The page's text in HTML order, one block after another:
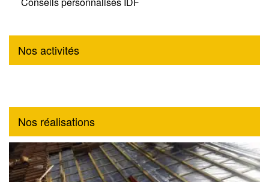
Nos activités
Nos réalisations